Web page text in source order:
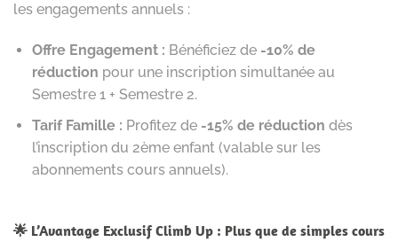
les engagements annuels :
Offre Engagement : Bénéficiez de -10% de
réduction pour une inscription simultanée au
Semestre 1 + Semestre 2.
Tarif Famille : Profitez de -15% de réduction dès
l’inscription du 2ème enfant (valable sur les
abonnements cours annuels).
🌟 L’Avantage Exclusif Climb Up : Plus que de simples cours